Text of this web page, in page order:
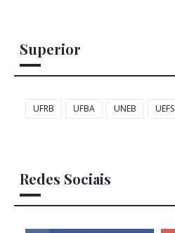
Superior
UFRB UFBA UNEB UEFS
Redes Sociais